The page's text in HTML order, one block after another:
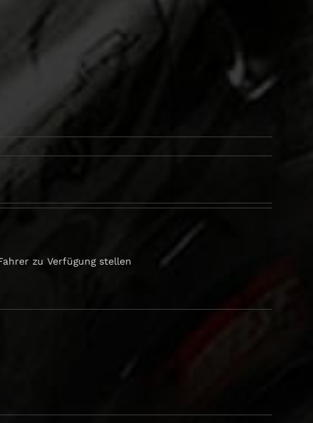
zu Verfügung stellen